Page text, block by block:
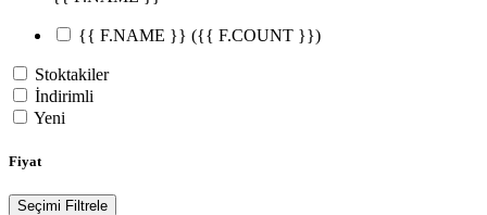
{{ F.NAME }} ({{ F.COUNT }})
Stoktakiler
İndirimli
Yeni
Fiyat
Seçimi Filtrele